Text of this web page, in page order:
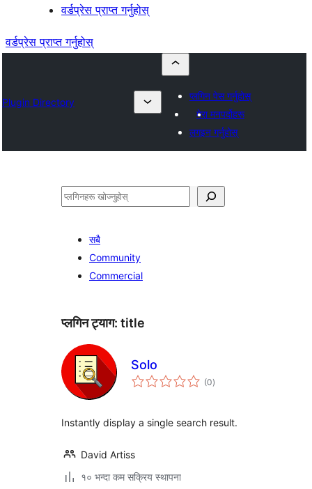
वर्डप्रेस प्राप्त गर्नुहोस्
वर्डप्रेस प्राप्त गर्नुहोस्
Plugin Directory
प्लगिन पेस गर्नुहोस्
मेरा मनपर्दोहरू
लगइन गर्नुहोस्
खोज्नुहोस्
सबै
Community
Commercial
प्लगिन ट्याग: title
Solo
(0कुल
रेटिङ्गहरू
)
Instantly display a single search result.
David Artiss
१० भन्दा कम सक्रिय स्थापना